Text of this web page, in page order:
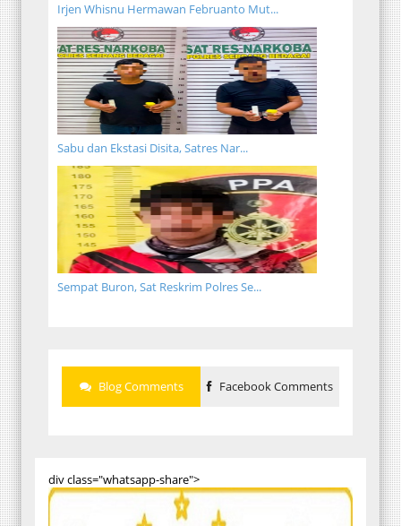
Irjen Whisnu Hermawan Februanto Mut...
Sabu dan Ekstasi Disita, Satres Nar...
Sempat Buron, Sat Reskrim Polres Se...
Blog Comments Facebook Comments
div class="whatsapp-share">